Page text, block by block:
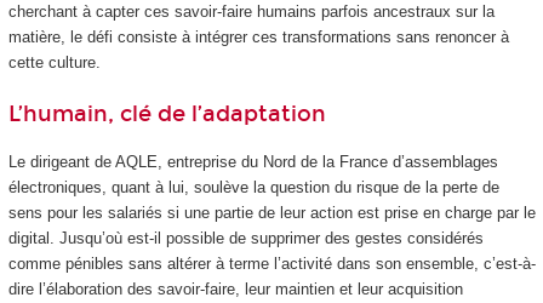
cherchant à capter ces savoir-faire humains parfois ancestraux sur la
matière, le défi consiste à intégrer ces transformations sans renoncer à
cette culture.
L’humain, clé de l’adaptation
Le dirigeant de AQLE, entreprise du Nord de la France d’assemblages
électroniques, quant à lui, soulève la question du risque de la perte de
sens pour les salariés si une partie de leur action est prise en charge par le
digital. Jusqu’où est-il possible de supprimer des gestes considérés
comme pénibles sans altérer à terme l’activité dans son ensemble, c’est-à-
dire l’élaboration des savoir-faire, leur maintien et leur acquisition